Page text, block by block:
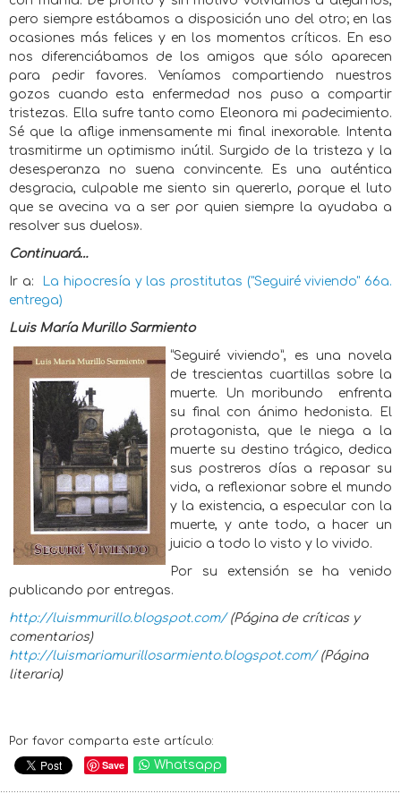
pero siempre estábamos a disposición uno del otro; en las
ocasiones más felices y en los momentos críticos. En eso
nos diferenciábamos de los amigos que sólo aparecen
para pedir favores. Veníamos compartiendo nuestros
gozos cuando esta enfermedad nos puso a compartir
tristezas. Ella sufre tanto como Eleonora mi padecimiento.
Sé que la aflige inmensamente mi final inexorable. Intenta
trasmitirme un optimismo inútil. Surgido de la tristeza y la
desesperanza no suena convincente. Es una auténtica
desgracia, culpable me siento sin quererlo, porque el luto
que se avecina va a ser por quien siempre la ayudaba a
resolver sus duelos».
Continuará…
Ir a:
La hipocresía y las prostitutas ("Seguiré viviendo" 66a.
entrega)
Luis María Murillo Sarmiento
“Seguiré viviendo”, es una novela
de trescientas cuartillas sobre la
muerte. Un moribundo
enfrenta
su final con ánimo hedonista. El
protagonista, que le niega a la
muerte su destino trágico, dedica
sus postreros días a repasar su
vida, a reflexionar sobre el mundo
y la existencia, a especular con la
muerte, y ante todo, a hacer un
juicio a todo lo visto y lo vivido.
Por su extensión se ha venido
publicando por entregas.
http://luismmurillo.blogspot.com/(Página de críticas y
comentarios)
http://luismariamurillosarmiento.blogspot.com/(Página
literaria)
Por favor comparta este artículo:
Save Whatsapp